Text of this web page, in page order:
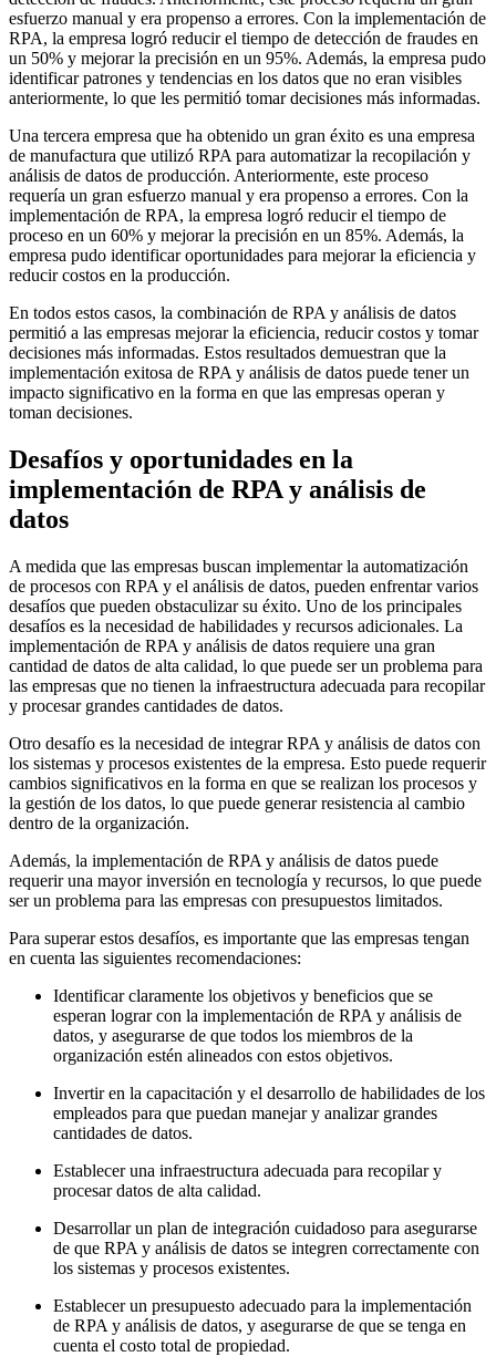
esfuerzo manual y era propenso a errores. Con la implementación de
RPA, la empresa logró reducir el tiempo de detección de fraudes en
un 50% y mejorar la precisión en un 95%. Además, la empresa pudo
identificar patrones y tendencias en los datos que no eran visibles
anteriormente, lo que les permitió tomar decisiones más informadas.
Una tercera empresa que ha obtenido un gran éxito es una empresa
de manufactura que utilizó RPA para automatizar la recopilación y
análisis de datos de producción. Anteriormente, este proceso
requería un gran esfuerzo manual y era propenso a errores. Con la
implementación de RPA, la empresa logró reducir el tiempo de
proceso en un 60% y mejorar la precisión en un 85%. Además, la
empresa pudo identificar oportunidades para mejorar la eficiencia y
reducir costos en la producción.
En todos estos casos, la combinación de RPA y análisis de datos
permitió a las empresas mejorar la eficiencia, reducir costos y tomar
decisiones más informadas. Estos resultados demuestran que la
implementación exitosa de RPA y análisis de datos puede tener un
impacto significativo en la forma en que las empresas operan y
toman decisiones.
Desafíos y oportunidades en la
implementación de RPA y análisis de
datos
A medida que las empresas buscan implementar la automatización
de procesos con RPA y el análisis de datos, pueden enfrentar varios
desafíos que pueden obstaculizar su éxito. Uno de los principales
desafíos es la necesidad de habilidades y recursos adicionales. La
implementación de RPA y análisis de datos requiere una gran
cantidad de datos de alta calidad, lo que puede ser un problema para
las empresas que no tienen la infraestructura adecuada para recopilar
y procesar grandes cantidades de datos.
Otro desafío es la necesidad de integrar RPA y análisis de datos con
los sistemas y procesos existentes de la empresa. Esto puede requerir
cambios significativos en la forma en que se realizan los procesos y
la gestión de los datos, lo que puede generar resistencia al cambio
dentro de la organización.
Además, la implementación de RPA y análisis de datos puede
requerir una mayor inversión en tecnología y recursos, lo que puede
ser un problema para las empresas con presupuestos limitados.
Para superar estos desafíos, es importante que las empresas tengan
en cuenta las siguientes recomendaciones:
Identificar claramente los objetivos y beneficios que se
esperan lograr con la implementación de RPA y análisis de
datos, y asegurarse de que todos los miembros de la
organización estén alineados con estos objetivos.
Invertir en la capacitación y el desarrollo de habilidades de los
empleados para que puedan manejar y analizar grandes
cantidades de datos.
Establecer una infraestructura adecuada para recopilar y
procesar datos de alta calidad.
Desarrollar un plan de integración cuidadoso para asegurarse
de que RPA y análisis de datos se integren correctamente con
los sistemas y procesos existentes.
Establecer un presupuesto adecuado para la implementación
de RPA y análisis de datos, y asegurarse de que se tenga en
cuenta el costo total de propiedad.